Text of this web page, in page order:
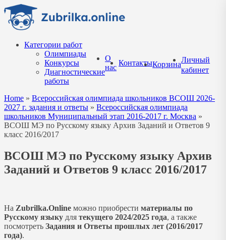
Перейти
содержанию
Категории работ
Олимпиады
Конкурсы
Диагностические
работы
О
нас
КонтактыКорзина
Личный
кабинет
Home » Всероссийская олимпиада школьников ВСОШ 2026-
2027 г. задания и ответы » Всероссийская олимпиада
школьников Муниципальный этап 2016-2017 г. Москва »
ВСОШ МЭ по Русскому языку Архив Заданий и Ответов 9
класс 2016/2017
ВСОШ МЭ по Русскому языку Архив
Заданий и Ответов 9 класс 2016/2017
На Zubrilka.Online можно приобрести материалы по
Русскому языку для текущего 2024/2025 года, а также
посмотреть Задания и Ответы прошлых лет (2016/2017
года).